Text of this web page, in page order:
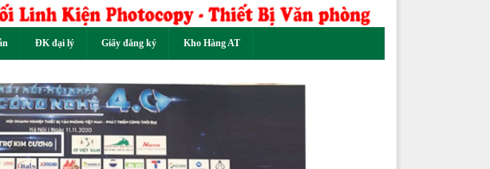
ĐK đại lý Giấy đăng ký Kho Hàng AT